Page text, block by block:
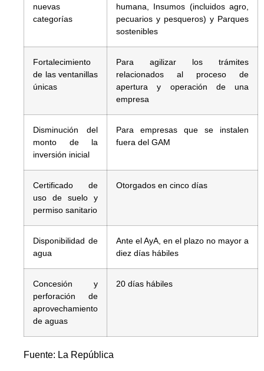
nuevas
categorías
humana, Insumos (incluidos agro,
pecuarios y pesqueros) y Parques
sostenibles
Fortalecimiento
de las ventanillas
únicas
Para agilizar los trámites
relacionados al proceso de
apertura y operación de una
empresa
Disminución del
monto de la
inversión inicial
Para empresas que se instalen
fuera del GAM
Certificado de
uso de suelo y
permiso sanitario
Otorgados en cinco días
Disponibilidad de
agua
Ante el AyA, en el plazo no mayor a
diez días hábiles
Concesión y
perforación de
aprovechamiento
de aguas
20 días hábiles
Fuente: La República